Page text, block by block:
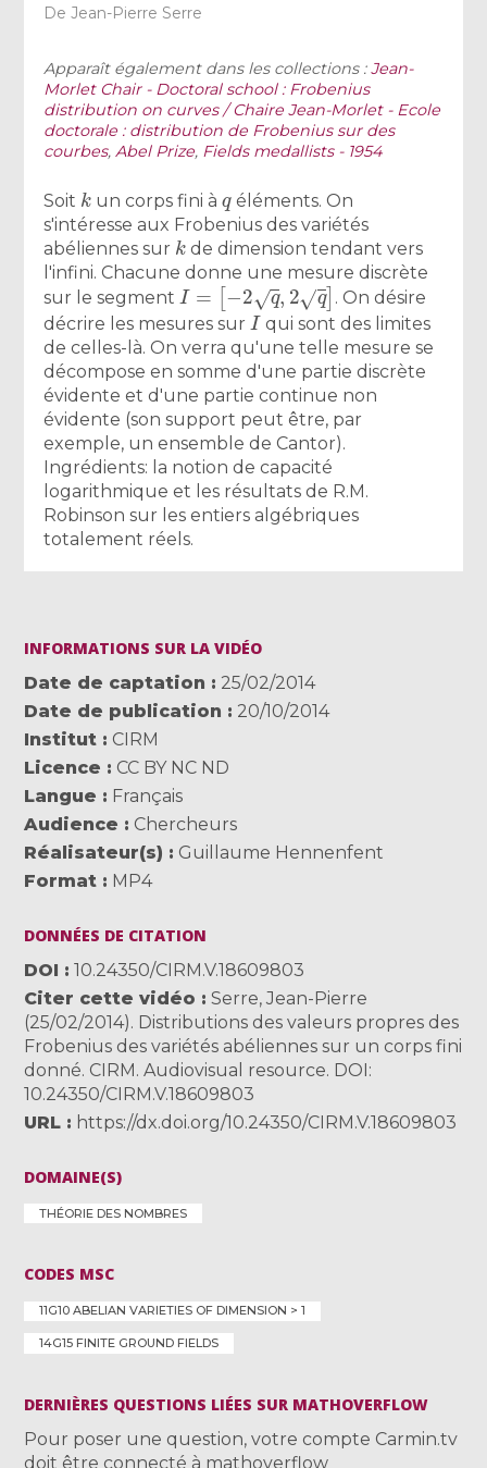
DeJean-Pierre Serre
Apparaît également dans les collections :Jean-
Morlet Chair - Doctoral school : Frobenius
distribution on curves / Chaire Jean-Morlet - Ecole
doctorale : distribution de Frobenius sur des
courbes,Abel Prize, Fields medallists - 1954
Soit
k
un corps fini à
éléments. On
s'intéresse aux Frobenius des variétés
abéliennes sur
k
de dimension tendant vers
l'infini. Chacune donne une mesure discrète
sur le segment
I=[− 2q,2q]
. On désire
décrire les mesures sur
I
qui sont des limites
de celles-là. On verra qu'une telle mesure se
décompose en somme d'une partie discrète
évidente et d'une partie continue non
évidente (son support peut être, par
exemple, un ensemble de Cantor).
Ingrédients: la notion de capacité
logarithmique et les résultats de R.M.
Robinson sur les entiers algébriques
totalement réels.
INFORMATIONS SUR LA VIDÉO
Date de captation
25/02/2014
Date de publication
20/10/2014
Institut
CIRM
Licence
CC BY NC ND
Langue
Français
Audience
Chercheurs
Réalisateur(s)
Guillaume Hennenfent
Format
MP4
DONNÉES DE CITATION
DOI
10.24350/CIRM.V.18609803
Citer cette vidéo
Serre, Jean-Pierre
(25/02/2014). Distributions des valeurs propres des
Frobenius des variétés abéliennes sur un corps fini
donné. CIRM. Audiovisual resource. DOI:
10.24350/CIRM.V.18609803
URL
https://dx.doi.org/10.24350/CIRM.V.18609803
DOMAINE(S)
THÉORIE DES NOMBRES
CODES MSC
11G10 ABELIAN VARIETIES OF DIMENSION > 1
14G15 FINITE GROUND FIELDS
DERNIÈRES QUESTIONS LIÉES SUR MATHOVERFLOW
Pour poser une question, votre compte Carmin.tv
doit être connecté à mathoverflow